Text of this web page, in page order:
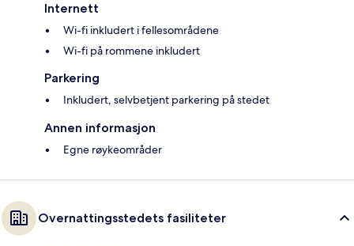
Internett
Wi-fi inkludert i fellesområdene
Wi-fi på rommene inkludert
Parkering
Inkludert, selvbetjent parkering på stedet
Annen informasjon
Egne røykeområder
Overnattingsstedets fasiliteter